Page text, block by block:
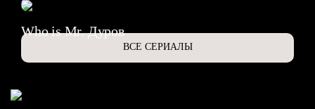
Who is Mr. Дуров
ВСЕ СЕРИАЛЫ